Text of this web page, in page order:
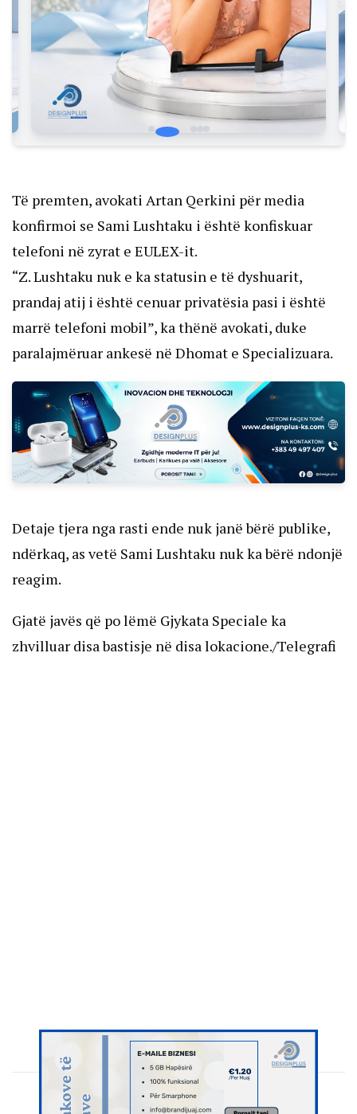
Të premten, avokati Artan Qerkini për media
konfirmoi se Sami Lushtaku i është konfiskuar
telefoni në zyrat e EULEX-it.
“Z. Lushtaku nuk e ka statusin e të dyshuarit,
prandaj atij i është cenuar privatësia pasi i është
marrë telefoni mobil”, ka thënë avokati, duke
paralajmëruar ankesë në Dhomat e Specializuara.
Detaje tjera nga rasti ende nuk janë bërë publike,
ndërkaq, as vetë Sami Lushtaku nuk ka bërë ndonjë
reagim.
Gjatë javës që po lëmë Gjykata Speciale ka
zhvilluar disa bastisje në disa lokacione./Telegrafi